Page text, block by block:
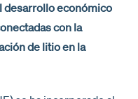
desarrollo económico
con la
de litio en la